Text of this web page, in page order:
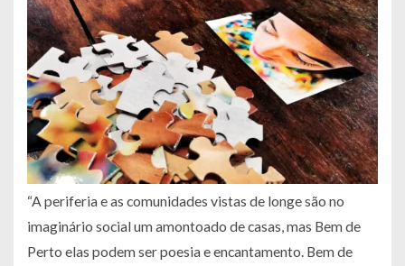
“A periferia e as comunidades vistas de longe são no
imaginário socialum amontoado de casas, mas Bem de
Perto elas podem ser poesia eencantamento. Bem de